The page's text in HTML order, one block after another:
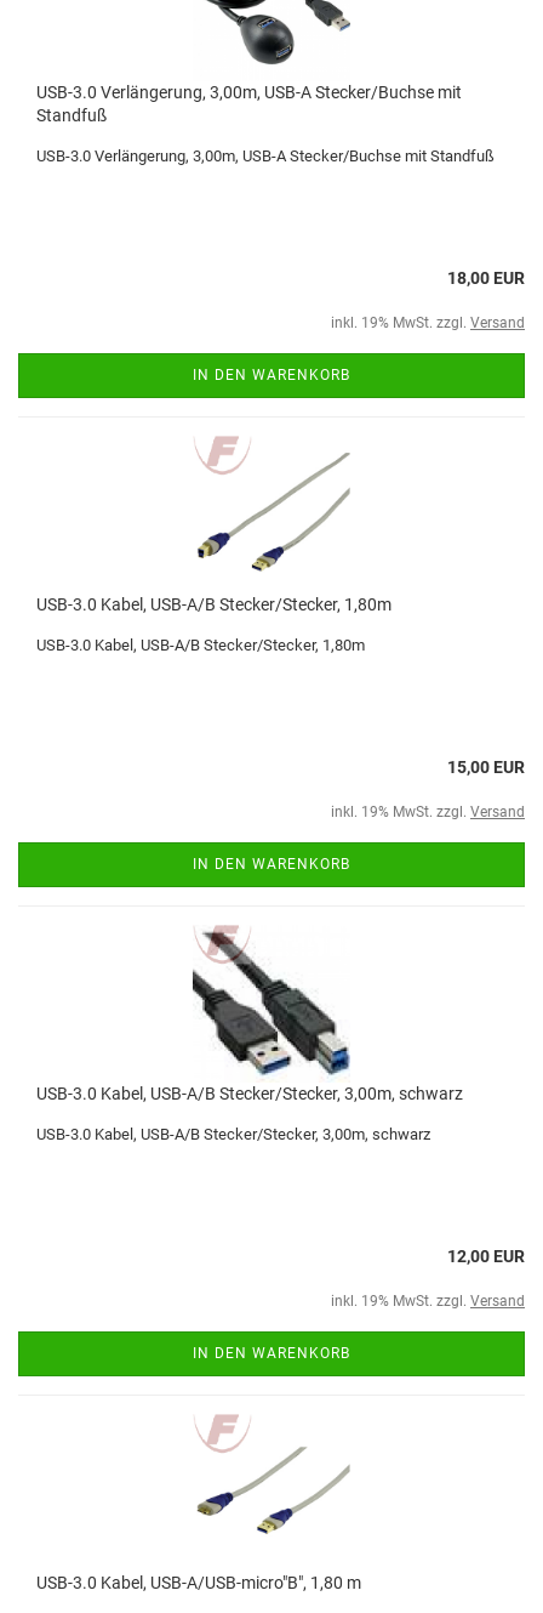
USB-3.0 Verlängerung, 3,00m, USB-A Stecker/Buchse mit
Standfuß
USB-3.0 Verlängerung, 3,00m, USB-A Stecker/Buchse mit Standfuß
18,00 EUR
inkl. 19% MwSt. zzgl. Versand
IN DEN WARENKORB
USB-3.0 Kabel, USB-A/B Stecker/Stecker, 1,80m
USB-3.0 Kabel, USB-A/B Stecker/Stecker, 1,80m
15,00 EUR
inkl. 19% MwSt. zzgl. Versand
IN DEN WARENKORB
USB-3.0 Kabel, USB-A/B Stecker/Stecker, 3,00m, schwarz
USB-3.0 Kabel, USB-A/B Stecker/Stecker, 3,00m, schwarz
12,00 EUR
inkl. 19% MwSt. zzgl. Versand
IN DEN WARENKORB
USB-3.0 Kabel, USB-A/USB-micro"B", 1,80 m